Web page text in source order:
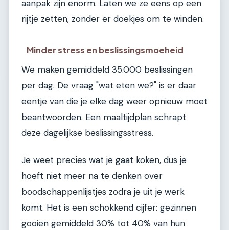
aanpak zijn enorm. Laten we ze eens op een
rijtje zetten, zonder er doekjes om te winden.
Minder stress en beslissingsmoeheid
We maken gemiddeld 35.000 beslissingen
per dag. De vraag "wat eten we?" is er daar
eentje van die je elke dag weer opnieuw moet
beantwoorden. Een maaltijdplan schrapt
deze dagelijkse beslissingsstress.
Je weet precies wat je gaat koken, dus je
hoeft niet meer na te denken over
boodschappenlijstjes zodra je uit je werk
komt. Het is een schokkend cijfer: gezinnen
gooien gemiddeld 30% tot 40% van hun